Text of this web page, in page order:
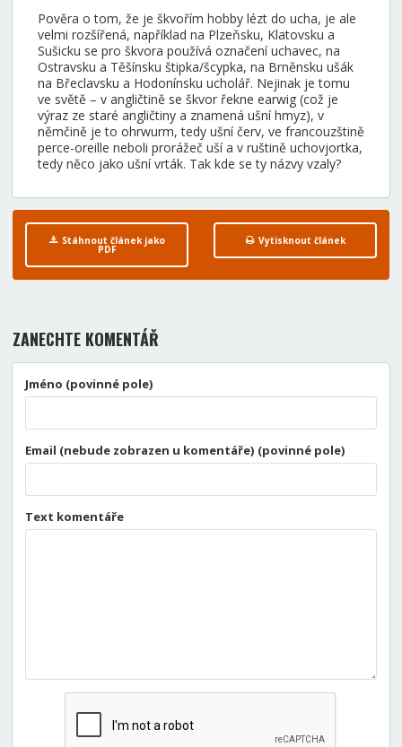
Pověra o tom, že je škvořím hobby lézt do ucha, je ale
velmi rozšířená, například na Plzeňsku, Klatovsku a
Sušicku se pro škvora používá označení uchavec, na
Ostravsku a Těšínsku štipka/šcypka, na Brněnsku ušák
na Břeclavsku a Hodonínsku ucholář. Nejinak je tomu
ve světě – v angličtině se škvor řekne earwig (což je
výraz ze staré angličtiny a znamená ušní hmyz), v
němčině je to ohrwurm, tedy ušní červ, ve francouzštině
perce-oreille neboli prorážeč uší a v ruštině uchovjortka,
tedy něco jako ušní vrták. Tak kde se ty názvy vzaly?
Stáhnout článek jako
PDF
Vytisknout článek
ZANECHTE KOMENTÁŘ
Jméno (povinné pole)
Email (nebude zobrazen u komentáře) (povinné pole)
Text komentáře